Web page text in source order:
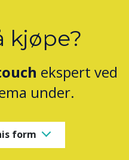
kjøpe?
ekspert ved
under.
form